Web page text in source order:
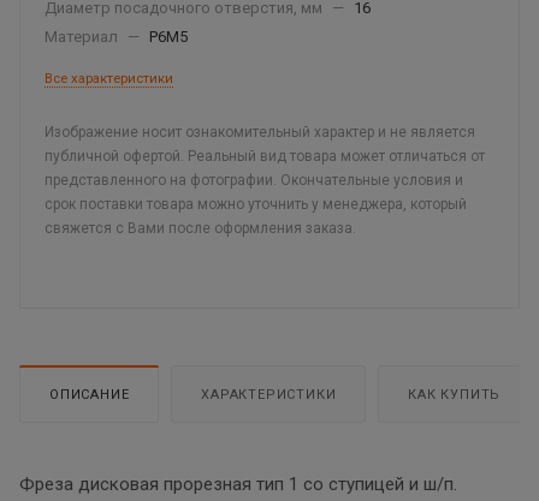
Диаметр посадочного отверстия, мм
—
16
Материал
— Р6М5
Все характеристики
Изображение носит ознакомительный характер и не является
публичной офертой. Реальный вид товара может отличаться от
представленного на фотографии. Окончательные условия и
срок поставки товара можно уточнить у менеджера, который
свяжется с Вами после оформления заказа.
ОПИСАНИЕ ХАРАКТЕРИСТИКИ КАК КУПИТЬ
Фреза дисковая прорезная тип 1 со ступицей и ш/п.